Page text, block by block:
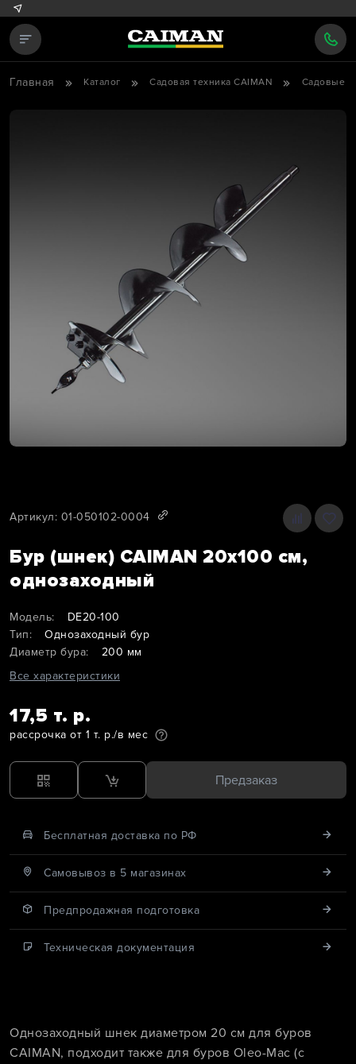
Главная Каталог Садовая техника CAIMAN Садовые
Артикул: 01-050102-0004
Бур (шнек) CAIMAN 20х100 см,
однозаходный
Модель:
DE20-100
Тип:
Однозаходный бур
Диаметр бура:
200 мм
Все характеристики
17,5 т. р.
рассрочка от 1 т. р./в мес
Предзаказ
Бесплатная доставка по РФ
Cамовывоз в 5 магазинах
Предпродажная подготовка
Техническая документация
Однозаходный шнек диаметром 20 см для буров
CAIMAN, подходит также для буров Oleo-Mac (с